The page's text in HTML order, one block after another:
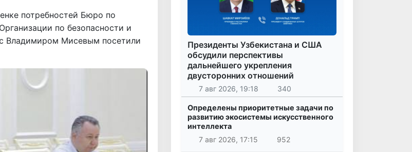
потребностей Бюро по
по безопасности и
Владимиром Мисевым посетили
Президенты Узбекистана и США
обсудили перспективы
дальнейшего укрепления
двусторонних отношений
7 авг 2026, 19:18 340
Определены приоритетные задачи по
развитию экосистемы искусственного
интеллекта
7 авг 2026, 17:15
952